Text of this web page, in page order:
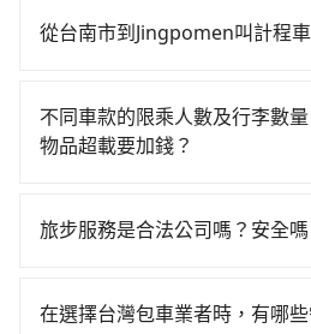
一輛計程車花費約300元、車程
往桃園高鐵站，每人票價1,190
待車站前排班的計程車，搭上小
加轉乘之平均每人花費為1,370
20倍。縱使幸運攔到一輛小黃了
時不需要閉目養神（因為要自己
$115~205承租小轎車，每公里
市（東區）到Jingpomen的花費
時40元路邊停車費用預估進去，
差的車款，如果人數超過四位，
從台南市到Jingpomen叫計程
灣大車隊、Uber、Line Taxi、
到車，也可考慮打電話至附近的
5,795~7,000元間，但如改預約
雙北的4.6%，也就是說要臨時
不同車款的限乘人數及行李數
物品超載要加錢？
的車型。 五人座驕車可乘坐三
型車可乘坐八位乘客，並可攜帶
旅步服務是合法公司嗎？安全嗎
定用車，旅步只使用合法車輛及
在選擇台灣包車業者時，有哪